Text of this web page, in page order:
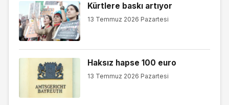
Kürtlere baskı artıyor
13 Temmuz 2026 Pazartesi
Haksız hapse 100 euro
13 Temmuz 2026 Pazartesi